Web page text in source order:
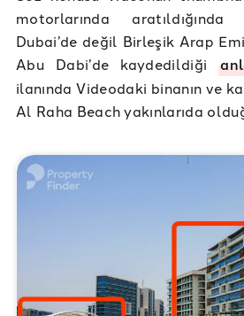
motorlarında
Dubai’de değil Birleşik Arap
Abu Dabi’de kaydedildiği
ilanında Videodaki binanın ve
Al Raha Beach yakınlarıda